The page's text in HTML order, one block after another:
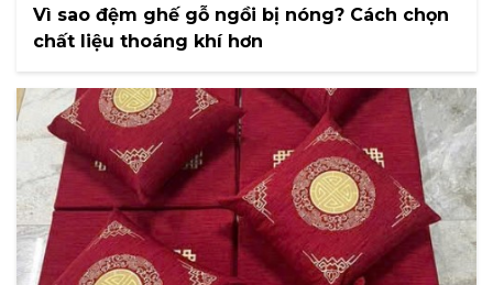
Vì sao đệm ghế gỗ ngồi bị nóng? Cách chọn
chất liệu thoáng khí hơn